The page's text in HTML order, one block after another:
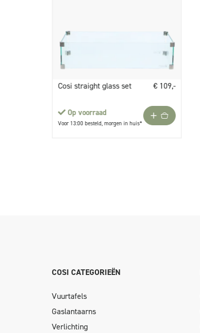
Cosi straight glass set € 109,-
Op voorraad
Voor 13:00 besteld, morgen in huis*
COSI CATEGORIEËN
Vuurtafels
Gaslantaarns
Verlichting